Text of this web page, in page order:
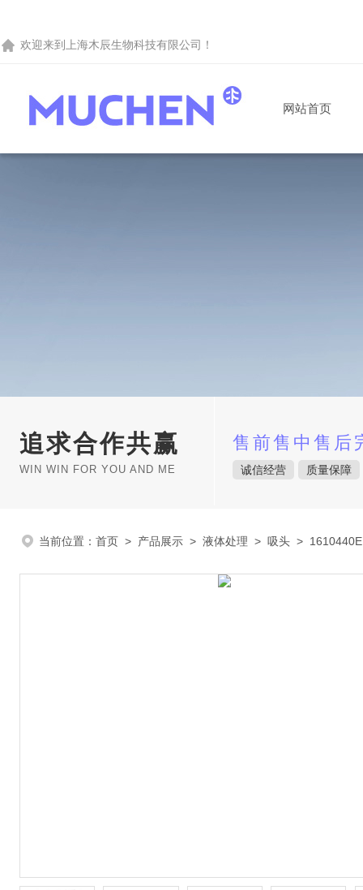
欢迎来到 上海木辰生物科技有限公司 ！
网站首页
追求合作共赢
WIN WIN FOR YOU AND ME
售前售中售后
诚信经营 质量保障
当前位置： 首页 > 产品展示 > 液体处理 > 吸头 >